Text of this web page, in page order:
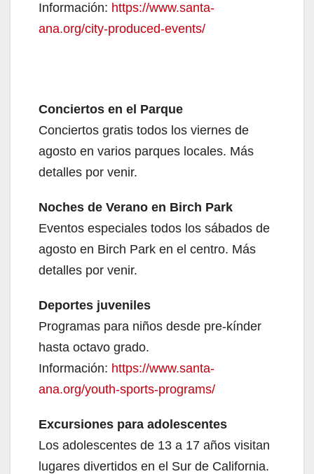
Información: https://www.santa-
ana.org/city-produced-events/
Conciertos en el Parque
Conciertos gratis todos los viernes de
agosto en varios parques locales. Más
detalles por venir.
Noches de Verano en Birch Park
Eventos especiales todos los sábados de
agosto en Birch Park en el centro. Más
detalles por venir.
Deportes juveniles
Programas para niños desde pre-kínder
hasta octavo grado.
Información: https://www.santa-
ana.org/youth-sports-programs/
Excursiones para adolescentes
Los adolescentes de 13 a 17 años visitan
lugares divertidos en el Sur de California.